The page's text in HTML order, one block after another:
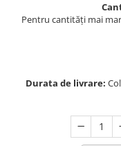
Pentru cantități mai
Durata de livrare: